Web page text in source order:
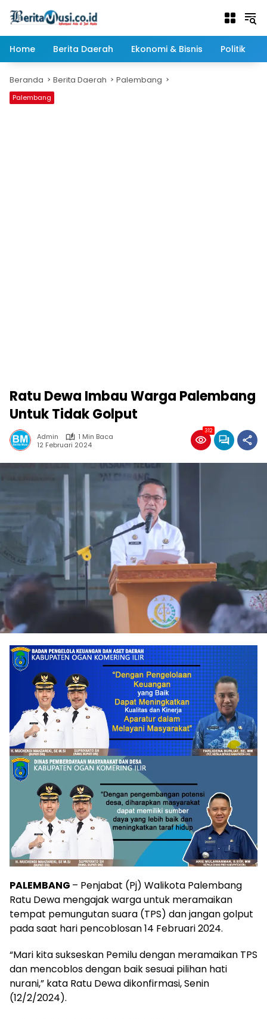
Home
Berita Daerah Ekonomi & Bisnis Politik
Beranda Berita Daerah Palembang
Palembang
Ratu Dewa Imbau Warga Palembang
Untuk Tidak Golput
Admin
1 Min Baca
12 Februari 2024
312
PALEMBANG – Penjabat (Pj) Walikota Palembang
Ratu Dewa mengajak warga untuk meramaikan
tempat pemungutan suara (TPS) dan jangan golput
pada saat hari pencoblosan 14 Februari 2024.
“Mari kita sukseskan Pemilu dengan meramaikan TPS
dan mencoblos dengan baik sesuai pilihan hati
nurani,” kata Ratu Dewa dikonfirmasi, Senin
(12/2/2024).